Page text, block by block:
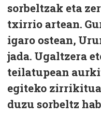
sorbeltzak eta
txirrio artean.
igaro ostean,
jada. Ugaltzera
teilatupean
egiteko
duzu sorbeltz